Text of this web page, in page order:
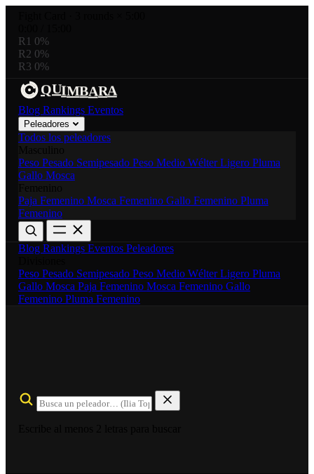
R1 0%
R2 0%
R3 0%
QUIMBARA
Blog Rankings Eventos
Peleadores
Todos los peleadores
Peso Pesado Semipesado Peso Medio WélterLigero Pluma
Gallo Mosca
Paja Femenino Mosca Femenino Gallo Femenino Pluma
Femenino
Blog Rankings Eventos Peleadores
Peso Pesado Semipesado Peso Medio WélterLigero Pluma
Gallo Mosca Paja Femenino Mosca Femenino Gallo
Femenino Pluma Femenino